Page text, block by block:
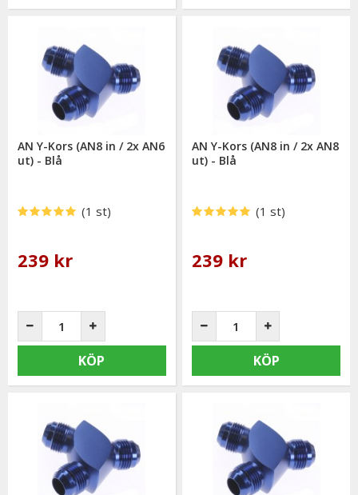
AN Y-Kors (AN8 in / 2x AN6
ut) - Blå
(1 st)
239 kr
KÖP
AN Y-Kors (AN8 in / 2x AN8
ut) - Blå
(1 st)
239 kr
KÖP